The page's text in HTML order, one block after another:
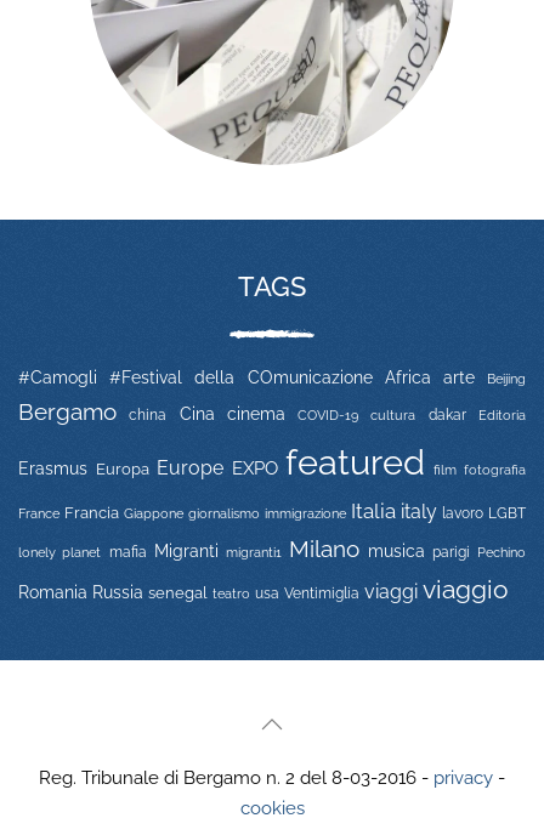
TAGS
#Camogli #Festival della COmunicazione Africa arte Beijing
Bergamo china Cina cinema COVID-19 cultura dakar Editoria
Erasmus Europa Europe EXPO featured film fotografia
France Francia Giappone giornalismo immigrazione Italia italy lavoro LGBT
lonely planet mafia Migranti migranti1 Milano musica parigi Pechino
Romania Russia senegal teatro usa Ventimiglia viaggi viaggio
Reg. Tribunale di Bergamo n. 2 del 8-03-2016 - privacy -
cookies